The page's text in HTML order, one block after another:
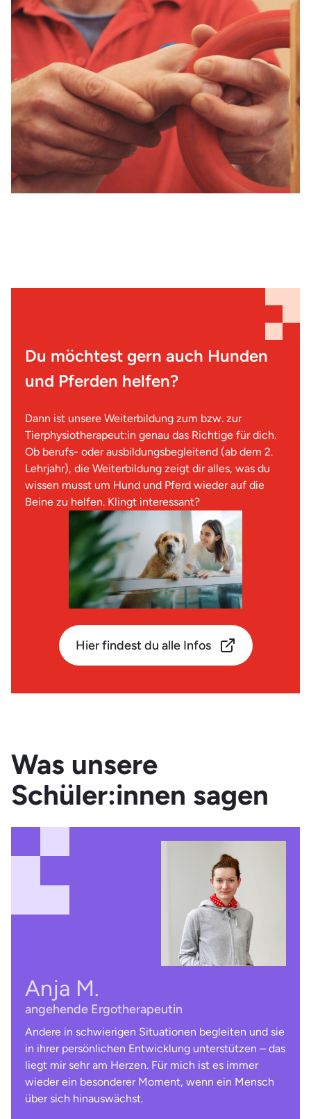
Expert:innen aus der Ergotherapie kennen sich in vielen
Bereichen aus und finden so stets das passende
therapeutische Rezept, um Menschen
unterschiedlichsten Alters bei einer selbstständigeren und
aktiveren Gestaltung ihres Alltags zu unterstützen.
Zur Entwicklung maßgeschneiderter und ganzheitlicher
Therapiekonzepte arbeiten Ergotherapeut:innen eng mit
anderen Fachkräften zusammen und setzen diese stets
mit viel Feingefühl, Geduld und dem Blick auf die
individuellen Bedürfnisse und Ziele ihrer Patient:innen um.
Du möchtest gern auch Hunden
und Pferden helfen?
Dann ist unsere Weiterbildung zum bzw. zur
Tierphysiotherapeut:in genau das Richtige für dich.
Ob berufs- oder ausbildungsbegleitend (ab dem 2.
Lehrjahr), die Weiterbildung zeigt dir alles, was du
wissen musst um Hund und Pferd wieder auf die
Beine zu helfen. Klingt interessant?
Hier findest du alle Infos
Was unsere
Schüler:innen sagen
Anja M.
angehende Ergotherapeutin
Andere in schwierigen Situationen begleiten und sie
in ihrer persönlichen Entwicklung unterstützen – das
liegt mir sehr am Herzen. Für mich ist es immer
wieder ein besonderer Moment, wenn ein Mensch
über sich hinauswächst.